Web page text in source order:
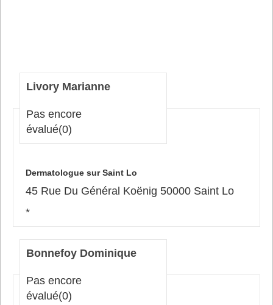
Livory Marianne
Pas encore
évalué(0)
Dermatologue sur Saint Lo
45 Rue Du Général Koënig 50000 Saint Lo
*
Bonnefoy Dominique
Pas encore
évalué(0)